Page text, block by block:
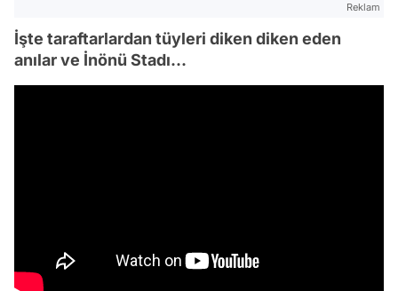
Reklam
İşte taraftarlardan tüyleri diken diken eden
anılar ve İnönü Stadı...